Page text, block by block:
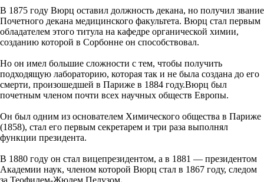
В 1875 году Вюрц оставил должность декана, но получил звание
Почетного декана медицинского факультета. Вюрц стал первым
обладателем этого титула на кафедре органической химии,
созданию которой в Сорбонне он способствовал.
Но он имел большие сложности с тем, чтобы получить
подходящую лабораторию, которая так и не была создана до его
смерти, произошедшей в Париже в 1884 году.Вюрц был
почетным членом почти всех научных обществ Европы.
Он был одним из основателем Химического общества в Париже
(1858), стал его первым секретарем и три раза выполнял
функции президента.
В 1880 году он стал вицепрезидентом, а в 1881 — президентом
Академии наук, членом которой Вюрц стал в 1867 году, следом
за Теофилем-Жюлем Пелузом.